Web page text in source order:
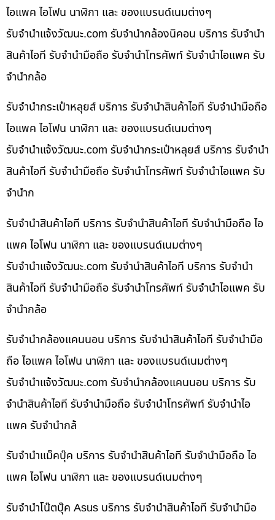
ไอแพค ไอโฟน นาฬิกา และ ของแบรนด์เนมต่างๆ
รับจํานําแจ้งวัฒนะ.com รับจำนำกล้องนิคอน บริการ รับจำนำ
สินค้าไอที รับจำนำมือถือ รับจำนำโทรศัพท์ รับจำนำไอแพค รับ
จำนำกล้อ
รับจำนำกระเป๋าหลุยส์ บริการ รับจำนำสินค้าไอที รับจำนำมือถือ
ไอแพค ไอโฟน นาฬิกา และ ของแบรนด์เนมต่างๆ
รับจํานําแจ้งวัฒนะ.com รับจำนำกระเป๋าหลุยส์ บริการ รับจำนำ
สินค้าไอที รับจำนำมือถือ รับจำนำโทรศัพท์ รับจำนำไอแพค รับ
จำนำก
รับจำนำสินค้าไอที บริการ รับจำนำสินค้าไอที รับจำนำมือถือ ไอ
แพค ไอโฟน นาฬิกา และ ของแบรนด์เนมต่างๆ
รับจํานําแจ้งวัฒนะ.com รับจำนำสินค้าไอที บริการ รับจำนำ
สินค้าไอที รับจำนำมือถือ รับจำนำโทรศัพท์ รับจำนำไอแพค รับ
จำนำกล้อ
รับจำนำกล้องแคนนอน บริการ รับจำนำสินค้าไอที รับจำนำมือ
ถือ ไอแพค ไอโฟน นาฬิกา และ ของแบรนด์เนมต่างๆ
รับจํานําแจ้งวัฒนะ.com รับจำนำกล้องแคนนอน บริการ รับ
จำนำสินค้าไอที รับจำนำมือถือ รับจำนำโทรศัพท์ รับจำนำไอ
แพค รับจำนำกล้
รับจำนำแม็คบุ๊ค บริการ รับจำนำสินค้าไอที รับจำนำมือถือ ไอ
แพค ไอโฟน นาฬิกา และ ของแบรนด์เนมต่างๆ
รับจำนำโน๊ตบุ๊ค Asus บริการ รับจำนำสินค้าไอที รับจำนำมือ